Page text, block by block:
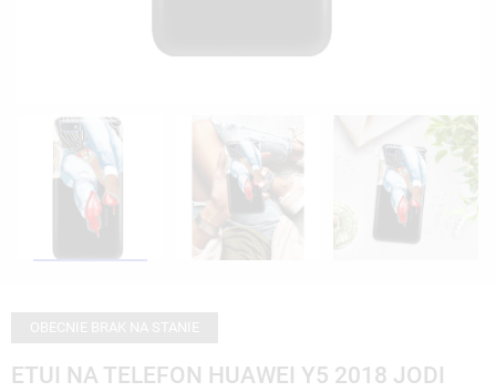
ETUI NA TELEFON HUAWEI Y5 2018 JODI